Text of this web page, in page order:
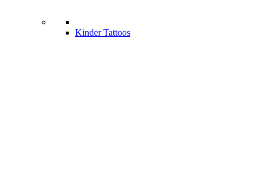
Kinder Tattoos